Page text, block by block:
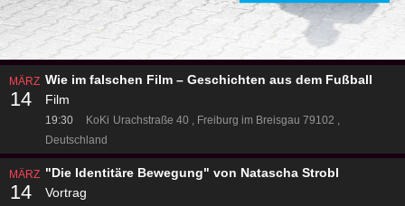
MÄRZ
14
Wie im falschen Film – Geschichten aus dem Fußball
Film
19:30 KoKi Urachstraße 40
Freiburg im Breisgau 79102
Deutschland
MÄRZ
14
"Die Identitäre Bewegung" von Natascha Strobl
Vortrag